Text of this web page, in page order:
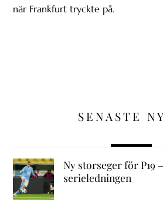
när Frankfurt tryckte på.
SENASTE
Ny storseger för P19
serieledningen